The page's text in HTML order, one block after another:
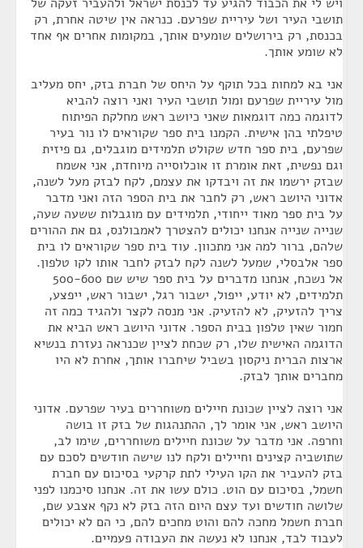
תושבי העיר ושל עיריית שפרעם. כנראה אין שיטה אחרת, רק
בכנסת, רק בירושלים שומעים אותך, במקומות אחרים אף אחד
לא שומע אותך.
אני בא למחות בכל תוקף על היחס של חברת בזק, יחס מעליב
מול עיריית שפרעם ומול תושבי העיר ואני רוצה להביא
לדוגמה כמה דוגמאות שאני כיושב ראש מחלקת הפיתוח
טיפלתי בהן אישית. הקמנו בית ספר שקוראים לו נור בעיר
שפרעם, בית ספר חדש שקולט תלמידים מוגבלים, גם פיזית
וגם נפשית, זאת אומרת זו אוכלוסייה מיוחדת, אני אשמח
שבזק ירשמו את זה ויבדקו את עצמם, לקח לבזק מעל לשנה,
אדוני היושב ראש, רק לחבר את בית הספר הזה ואני מדבר
על בית ספר מאוד ייחודי, תלמידים עם מוגבלות ששעה שעה,
שנייה שנייה אנחנו יכולים להצטרך לאמבולנס, גם את ההורים
שלהם, ברור למה אני מתכוון. עוד בית ספר שקוראים לו בית
ספר אלבסלי, שמעל לשנה לקח לבזק לחבר אותו לקו טלפון.
אל נשכח, אנחנו מדברים על בית ספר שיש שם 500-600
תלמידים, לא יודע, ייפול, ישבור רגל, ישבור ראש, ייפצע,
צריך להזעיק, לא להזעיק. אני מנסה לקצר ולהגיד כמה זה
חמור שאין טלפון בבית הספר. אדוני היושב ראש הביא את
הדוגמה האישית שלו, רק שכחת לציין שכנראה נעזרת בנשיא
ארצות הברית ניקסון בשביל שיחברו אותך, אחרת לא היו
מחברים אותך לבזק.
אני רוצה לציין שכונת חיילים משוחררים בעיר שפרעם. אדוני
היושב ראש, אני אומר לך, ההתנהגות של בזק זו בושה
וחרפה. אני מדבר על שכונת חיילים משוחררים, שימו לב,
שתושביה קצינים וחיילים ולקח לנו שישה חודשים לסכם עם
בזק להעביר את הקו העילי לתת קרקעי בסיכום עם חברת
חשמל, בסיכום עם הוט. כולם עשו את זה. אנחנו סיכמנו לפני
שלושה חודשים ועד עצם היום הזה בזק לא נקף אצבע שם,
חברת חשמל מחכה להם והוט מחכים להם, כי הם לא יכולים
לעבוד לבד, אנחנו לא נעשה את העבודה פעמיים.